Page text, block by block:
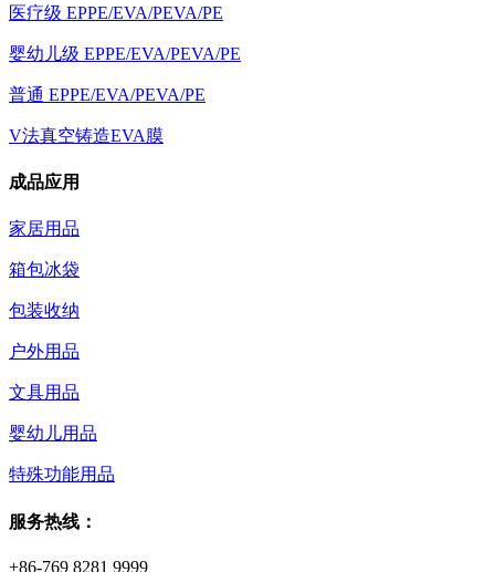
医疗级 EPPE/EVA/PEVA/PE
婴幼儿级 EPPE/EVA/PEVA/PE
普通 EPPE/EVA/PEVA/PE
V法真空铸造EVA膜
成品应用
家居用品
箱包冰袋
包装收纳
户外用品
文具用品
婴幼儿用品
特殊功能用品
服务热线：
+86-769 8281 9999